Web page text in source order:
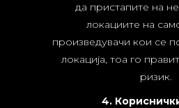
да пристапите на
локациите на
произведувачи кои се
локација, тоа го
ризик.
4.